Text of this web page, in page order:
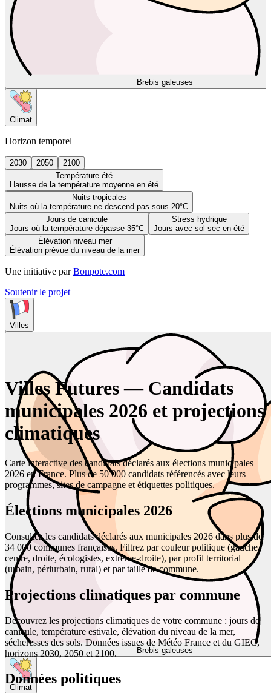
Brebis galeuses
Climat
Horizon temporel
2030 2050
2100
Température été
Hausse de la température moyenne en été
Nuits tropicales
Nuits où la température ne descend pas sous 20°C
Jours de canicule
Jours où la température dépasse 35°C
Stress hydrique
Jours avec sol sec en été
Élévation niveau mer
Élévation prévue du niveau de la mer
Une initiative par Bonpote.com
Soutenir le projet
Villes
Brebis galeuses
Climat
Villes Futures — Candidats
municipales 2026 et projections
climatiques
Carte interactive des candidats déclarés aux élections municipales
2026 en France. Plus de 50 000 candidats référencés avec leurs
programmes, sites de campagne et étiquettes politiques.
Élections municipales 2026
Consultez les candidats déclarés aux municipales 2026 dans plus de
34 000 communes françaises. Filtrez par couleur politique (gauche,
centre, droite, écologistes, extrême-droite), par profil territorial
(urbain, périurbain, rural) et par taille de commune.
Projections climatiques par commune
Découvrez les projections climatiques de votre commune : jours de
canicule, température estivale, élévation du niveau de la mer,
sécheresses des sols. Données issues de Météo France et du GIEC,
horizons 2030, 2050 et 2100.
Données politiques